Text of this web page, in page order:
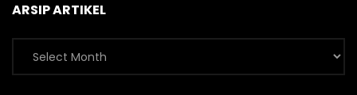
ARSIP ARTIKEL
Arsip
Artikel